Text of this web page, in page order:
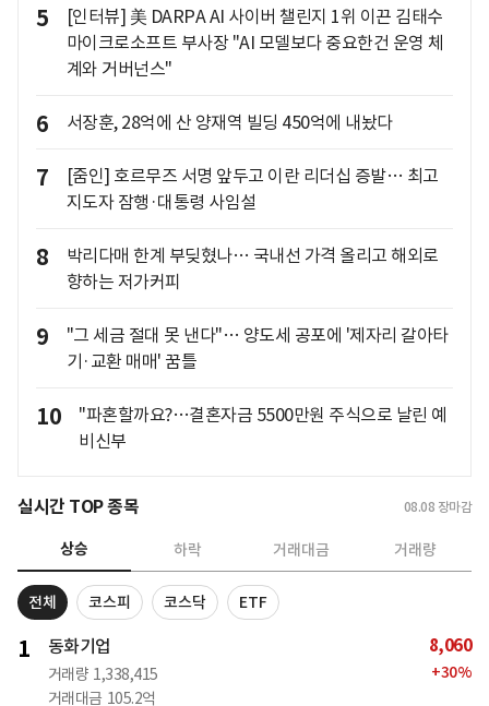
5
[인터뷰] 美 DARPA AI 사이버 챌린지 1위 이끈 김태수
마이크로소프트 부사장 "AI 모델보다 중요한건 운영 체
계와 거버넌스"
6 서장훈, 28억에 산 양재역 빌딩 450억에 내놨다
7
[줌인] 호르무즈 서명 앞두고 이란 리더십 증발… 최고
지도자 잠행·대통령 사임설
8
박리다매 한계 부딪혔나… 국내선 가격 올리고 해외로
향하는 저가커피
9
"그 세금 절대 못 낸다"… 양도세 공포에 '제자리 갈아타
기·교환 매매' 꿈틀
10
"파혼할까요?…결혼자금 5500만원 주식으로 날린 예
비신부
실시간 TOP 종목 08.08 장마감
상승 하락 거래대금 거래량
전체 코스피 코스닥 ETF
1 동화기업
거래량 1,338,415
거래대금 105.2억
8,060
+30%